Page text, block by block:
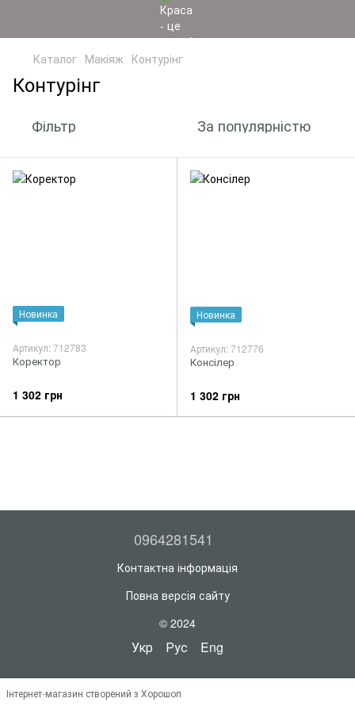
Каталог Макіяж Контурінг
Контурінг
Фільтр За популярністю
Новинка
Артикул: 712783
Коректор
1 302 грн
Новинка
Артикул: 712776
Консілер
1 302 грн
0964281541
Контактна інформація
Повна версія сайту
© 2024
Укр Рус Eng
Інтернет-магазин створений з Хорошоп